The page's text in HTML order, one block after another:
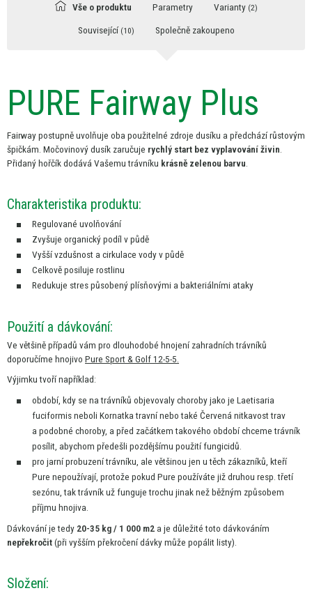
Vše o produktu Parametry Varianty (2)
Související (10) Společně zakoupeno
PURE Fairway Plus
Fairway postupně uvolňuje oba použitelné zdroje dusíku a předchází růstovým
špičkám. Močovinový dusík zaručuje rychlý start bez vyplavování živin.
Přidaný hořčík dodává Vašemu trávníku krásně zelenou barvu.
Charakteristika produktu:
Regulované uvolňování
Zvyšuje organický podíl vpůdě
Vyšší vzdušnost a cirkulace vodyvpůdě
Celkově posiluje rostlinu
Redukuje stres působený plísňovými a bakteriálními ataky
Použití a dávkování:
Ve většině případů vám pro dlouhodobé hnojení zahradních trávníků
doporučíme hnojivo Pure Sport & Golf 12-5-5.
Výjimku tvoří například:
období, kdy se na trávníků objevovaly choroby jako je Laetisaria
fuciformis neboli Kornatka travní nebo také Červená nitkavost trav
a podobné choroby, a před začátkem takového období chceme trávník
posílit, abychom předešli pozdějšímu použití fungicidů.
pro jarní probuzení trávníku, ale většinou jen utěch zákazníků, kteří
Pure nepoužívají, protože pokud Pure používáte již druhou resp. třetí
sezónu, tak trávníkuž funguje trochu jinak než běžným způsobem
příjmu hnojiva.
Dávkováníjetedy 20-35 kg/ 1 000 m2 a je důležité toto dávkováním
nepřekročit(při vyšším překročení dávky může popálit listy).
Složení: